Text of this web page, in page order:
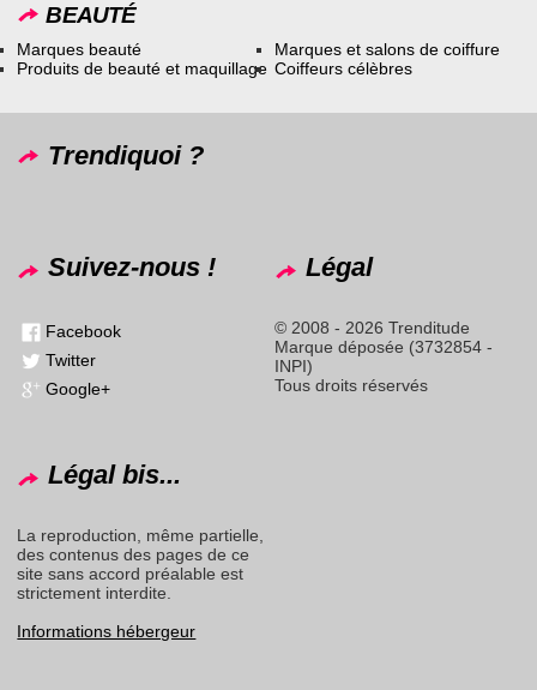
BEAUTÉ
Marques beauté
Produits de beauté et maquillage
Marques et salons de coiffure
Coiffeurs célèbres
Trendiquoi ?
Suivez-nous !
Facebook
Twitter
Google+
Légal
© 2008 - 2026 Trenditude
Marque déposée (3732854 -
INPI)
Tous droits réservés
Légal bis...
La reproduction, même partielle,
des contenus des pages de ce
site sans accord préalable est
strictement interdite.
Informations hébergeur